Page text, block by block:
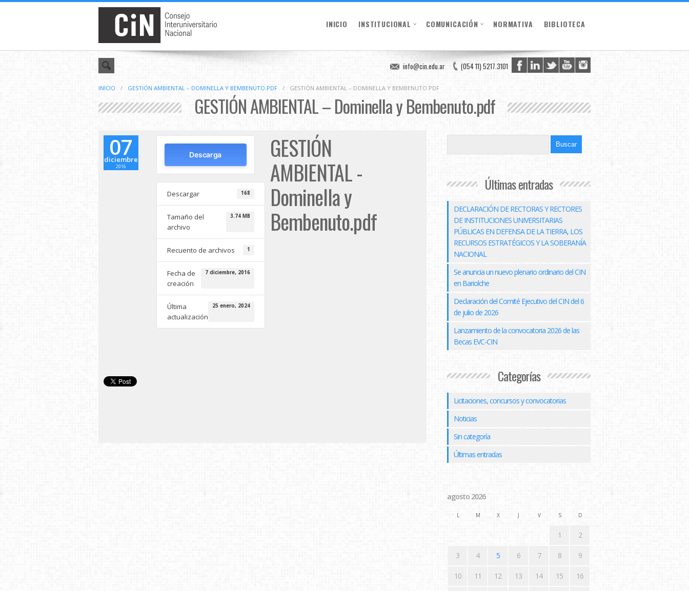
INICIO INSTITUCIONAL COMUNICACIÓN NORMATIVA BIBLIOTECA
(054 11) 5217.3101
info@cin.edu.ar
INICIO / GESTIÓN AMBIENTAL – DOMINELLA Y BEMBENUTO.PDF / GESTIÓN AMBIENTAL – DOMINELLA Y BEMBENUTO.PDF
GESTIÓN AMBIENTAL – Dominella y Bembenuto.pdf
07
diciembre
2016
Descarga
Descargar 168
Tamaño del
archivo
3.74 MB
Recuento de archivos 1
Fecha de
creación
7 diciembre, 2016
Última
actualización
25 enero, 2024
GESTIÓN
AMBIENTAL -
Dominella y
Bembenuto.pdf
Últimas entradas
DECLARACIÓN DE RECTORAS Y RECTORES
DE INSTITUCIONES UNIVERSITARIAS
PÚBLICAS EN DEFENSA DE LA TIERRA, LOS
RECURSOS ESTRATÉGICOS Y LA SOBERANÍA
NACIONAL
Se anuncia un nuevo plenario ordinario del CIN
en Bariolche
Declaración del Comité Ejecutivo del CIN del 6
de julio de 2026
Lanzamiento de la convocatoria 2026 de las
Becas EVC-CIN
Categorías
Licitaciones, concursos y convocatorias
Noticias
Sin categoría
Últimas entradas
agosto 2026
L M X J V S D
1 2
3 4 5 6 7 8 9
10 11 12 13 14 15 16